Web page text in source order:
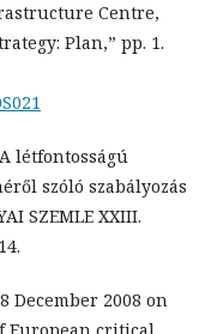
Centre,
Plan,” pp. 1.
létfontosságú
szóló szabályozás
SZEMLE XXIII.
8 December 2008 on